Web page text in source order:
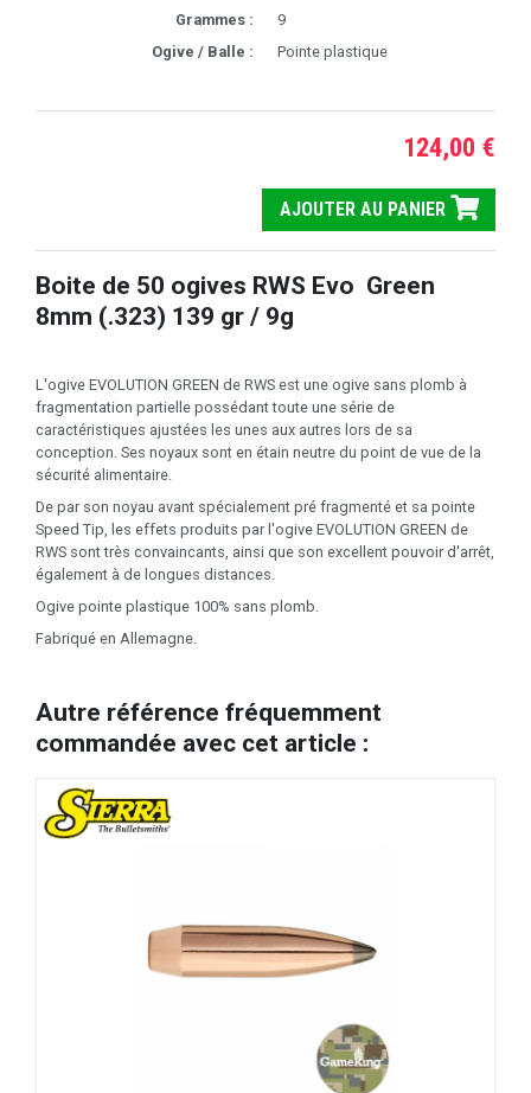
Grammes :
9
Ogive / Balle :
Pointe plastique
124,00 €
AJOUTER AU PANIER
Boite de 50 ogives RWS Evo Green
8mm (.323) 139 gr / 9g
L'ogive EVOLUTION GREEN de RWS est une ogive sans plomb à
fragmentation partielle possédant toute une série de
caractéristiques ajustées les unes aux autres lors de sa
conception. Ses noyaux sont en étain neutre du point de vue de la
sécurité alimentaire.
De par son noyau avant spécialement pré fragmenté et sa pointe
Speed Tip, les effets produits par l'ogive EVOLUTION GREEN de
RWS sont très convaincants, ainsi que son excellent pouvoir d'arrêt,
également à de longues distances.
Ogive pointe plastique 100% sans plomb.
Fabriqué en Allemagne.
Autre référence fréquemment
commandée avec cet article :